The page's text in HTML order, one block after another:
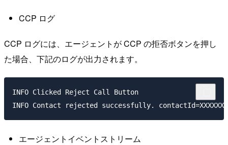
CCP ログ
CCP ログには、エージェントが CCP の拒否ボタンを押し
た場合、下記のログが出力されます。
INFO Clicked Reject Call Button
エージェントイベントストリーム